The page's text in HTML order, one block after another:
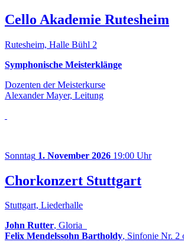
Cello Akademie Rutesheim
Rutesheim, Halle Bühl 2
Symphonische Meisterklänge
Dozenten der Meisterkurse
Alexander Mayer, Leitung
Sonntag 1. November 2026 19:00 Uhr
Chorkonzert Stuttgart
Stuttgart, Liederhalle
John Rutter, Gloria
Felix Mendelssohn Bartholdy, Sinfonie Nr. 2